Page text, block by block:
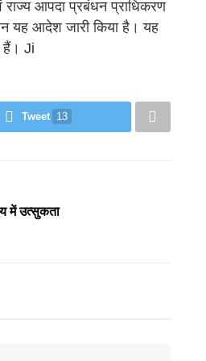
राज्य आपदा प्रबंधन प्राधिकरण
यह आदेश जारी किया है। यह
हैं। Ji
Tweet 13
में उत्सुकता